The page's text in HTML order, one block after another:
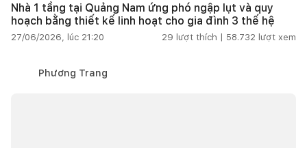
Nhà 1 tầng tại Quảng Nam ứng phó ngập lụt và quy
hoạch bằng thiết kế linh hoạt cho gia đình 3 thế hệ
27/06/2026, lúc 21:20 29 lượt thích | 58.732 lượt xem
Phương Trang